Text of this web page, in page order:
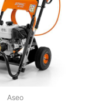
Aseo